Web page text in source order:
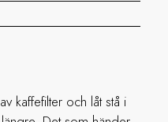
kaffefilter och låt stå i